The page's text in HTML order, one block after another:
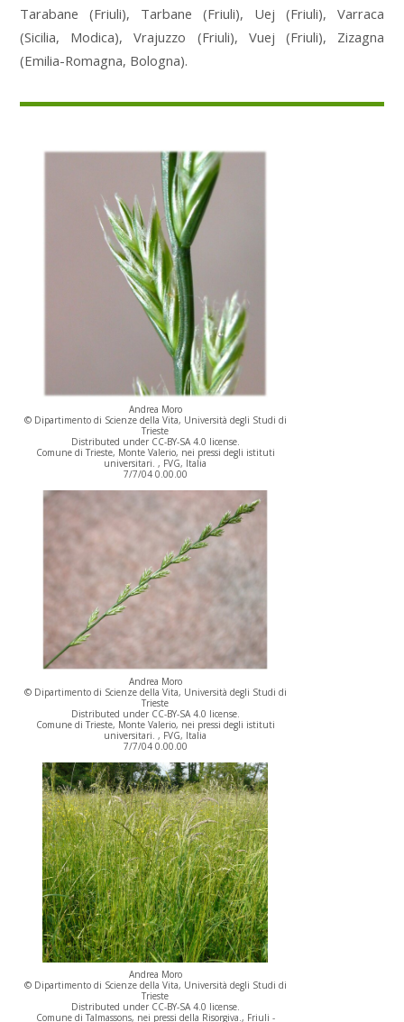
Tarabane (Friuli), Tarbane (Friuli), Uej (Friuli), Varraca
(Sicilia, Modica), Vrajuzzo (Friuli), Vuej (Friuli), Zizagna
(Emilia-Romagna, Bologna).
Andrea Moro
© Dipartimento di Scienze della Vita, Università degli Studi di
Trieste
Distributed under CC-BY-SA 4.0 license.
Comune di Trieste, Monte Valerio, nei pressi degli istituti
universitari. , FVG, Italia
7/7/04 0.00.00
Andrea Moro
© Dipartimento di Scienze della Vita, Università degli Studi di
Trieste
Distributed under CC-BY-SA 4.0 license.
Comune di Trieste, Monte Valerio, nei pressi degli istituti
universitari. , FVG, Italia
7/7/04 0.00.00
Andrea Moro
© Dipartimento di Scienze della Vita, Università degli Studi di
Trieste
Distributed under CC-BY-SA 4.0 license.
Comune di Talmassons, nei pressi della Risorgiva., Friuli -